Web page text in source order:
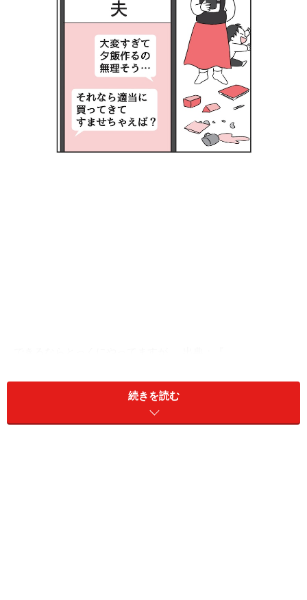
体調や機嫌が悪い子どもの相手は想像以上に大変で、最
低限の家事をこなすだけで1日があっという間に過ぎて
続きを読む